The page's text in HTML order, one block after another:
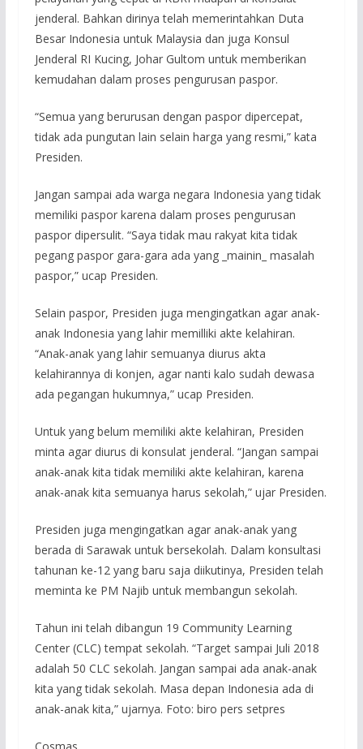
jenderal. Bahkan dirinya telah memerintahkan Duta
Besar Indonesia untuk Malaysia dan juga Konsul
Jenderal RI Kucing, Johar Gultom untuk memberikan
kemudahan dalam proses pengurusan paspor.
“Semua yang berurusan dengan paspor dipercepat,
tidak ada pungutan lain selain harga yang resmi,” kata
Presiden.
Jangan sampai ada warga negara Indonesia yang tidak
memiliki paspor karena dalam proses pengurusan
paspor dipersulit. “Saya tidak mau rakyat kita tidak
pegang paspor gara-gara ada yang _mainin_ masalah
paspor,” ucap Presiden.
Selain paspor, Presiden juga mengingatkan agar anak-
anak Indonesia yang lahir memilliki akte kelahiran.
“Anak-anak yang lahir semuanya diurus akta
kelahirannya di konjen, agar nanti kalo sudah dewasa
ada pegangan hukumnya,” ucap Presiden.
Untuk yang belum memiliki akte kelahiran, Presiden
minta agar diurus di konsulat jenderal. “Jangan sampai
anak-anak kita tidak memiliki akte kelahiran, karena
anak-anak kita semuanya harus sekolah,” ujar Presiden.
Presiden juga mengingatkan agar anak-anak yang
berada di Sarawak untuk bersekolah. Dalam konsultasi
tahunan ke-12 yang baru saja diikutinya, Presiden telah
meminta ke PM Najib untuk membangun sekolah.
Tahun ini telah dibangun 19 Community Learning
Center (CLC) tempat sekolah. “Target sampai Juli 2018
adalah 50 CLC sekolah. Jangan sampai ada anak-anak
kita yang tidak sekolah. Masa depan Indonesia ada di
anak-anak kita,” ujarnya. Foto: biro pers setpres